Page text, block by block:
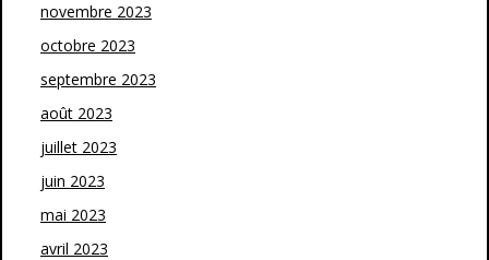
novembre 2023
octobre 2023
septembre 2023
août 2023
juillet 2023
juin 2023
mai 2023
avril 2023